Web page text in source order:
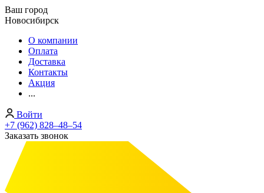
Ваш город
Новосибирск
О компании
Оплата
Доставка
Контакты
Акция
...
Войти
+7 (962) 828‒48‒54
Заказать звонок